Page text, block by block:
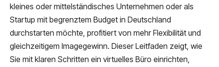
kleines oder mittelständisches Unternehmen oder als
Startup mit begrenztem Budget in Deutschland
durchstarten möchte, profitiert von mehr Flexibilität und
gleichzeitigem Imagegewinn. Dieser Leitfaden zeigt, wie
Sie mit klaren Schritten ein virtuelles Büro einrichten,